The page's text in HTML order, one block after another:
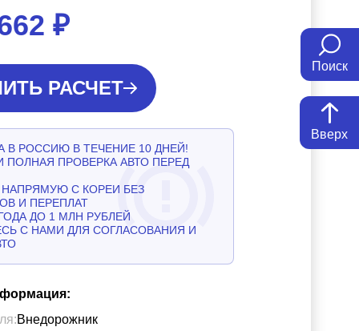
Поиск
Вверх
₽
РАСЧЕТ
В РОССИЮ В ТЕЧЕНИЕ 10 ДНЕЙ!
ПОЛНАЯ ПРОВЕРКА АВТО ПЕРЕД
С КОРЕИ БЕЗ
И ПЕРЕПЛАТ
ДО 1 МЛН РУБЛЕЙ
С НАМИ ДЛЯ СОГЛАСОВАНИЯ И
Внедорожник